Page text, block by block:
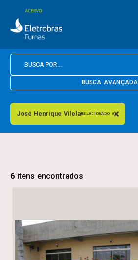
BUSCA AVANÇADA
José Henrique VilelaRELACIONADO A
6 itens encontrados